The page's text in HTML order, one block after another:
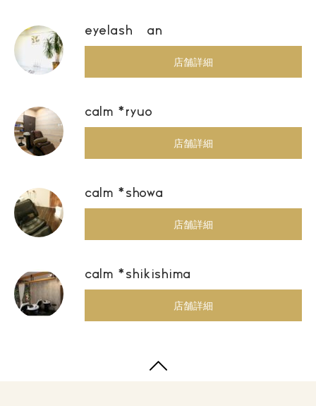
eyelash an
店舗詳細
calm *ryuo
店舗詳細
calm *showa
店舗詳細
calm *shikishima
店舗詳細